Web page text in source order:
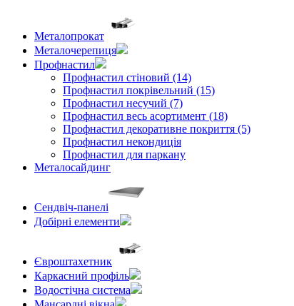
Металопрокат
Металочерепиця
Профнастил
Профнастил стіновий (14)
Профнастил покрівельний (15)
Профнастил несучий (7)
Профнастил весь асортимент (18)
Профнастил декоративне покриття (5)
Профнастил некондиція
Профнастил для паркану
Металосайдинг
Сендвіч-панелі
Добірні елементи
Євроштахетник
Каркасний профіль
Водостічна система